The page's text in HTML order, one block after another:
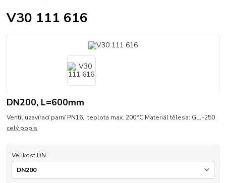
V30 111 616
DN200, L=600mm
Ventil uzavírací parní PN16, teplota max. 200°C Materiál tělesa: GLJ-250
celý popis
Velikost DN